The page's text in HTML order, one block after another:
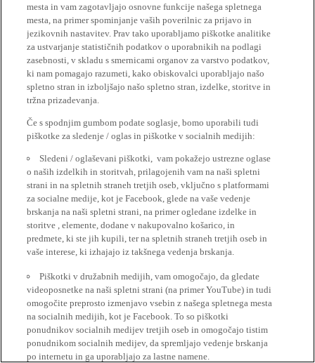
mesta in vam zagotavljajo osnovne funkcije našega spletnega
mesta, na primer spominjanje vaših poverilnic za prijavo in
jezikovnih nastavitev. Prav tako uporabljamo piškotke analitike
za ustvarjanje statističnih podatkov o uporabnikih na podlagi
zasebnosti, v skladu s smernicami organov za varstvo podatkov,
ki nam pomagajo razumeti, kako obiskovalci uporabljajo našo
spletno stran in izboljšajo našo spletno stran, izdelke, storitve in
tržna prizadevanja.
Če s spodnjim gumbom podate soglasje, bomo uporabili tudi
piškotke za sledenje / oglas in piškotke v socialnih medijih:
Sledeni / oglaševani piškotki, vam pokažejo ustrezne oglase
o naših izdelkih in storitvah, prilagojenih vam na naši spletni
strani in na spletnih straneh tretjih oseb, vključno s platformami
za socialne medije, kot je Facebook, glede na vaše vedenje
brskanja na naši spletni strani, na primer ogledane izdelke in
storitve , elemente, dodane v nakupovalno košarico, in
predmete, ki ste jih kupili, ter na spletnih straneh tretjih oseb in
vaše interese, ki izhajajo iz takšnega vedenja brskanja.
Piškotki v družabnih medijih, vam omogočajo, da gledate
videoposnetke na naši spletni strani (na primer YouTube) in tudi
omogočite preprosto izmenjavo vsebin z našega spletnega mesta
na socialnih medijih, kot je Facebook. To so piškotki
ponudnikov socialnih medijev tretjih oseb in omogočajo tistim
ponudnikom socialnih medijev, da spremljajo vedenje brskanja
po internetu in ga uporabljajo za lastne namene.